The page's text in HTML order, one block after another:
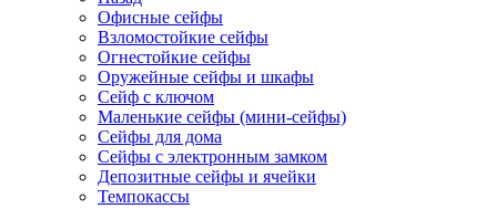
Офисные сейфы
Взломостойкие сейфы
Огнестойкие сейфы
Оружейные сейфы и шкафы
Сейф с ключом
Маленькие сейфы (мини-сейфы)
Сейфы для дома
Сейфы с электронным замком
Депозитные сейфы и ячейки
Темпокассы